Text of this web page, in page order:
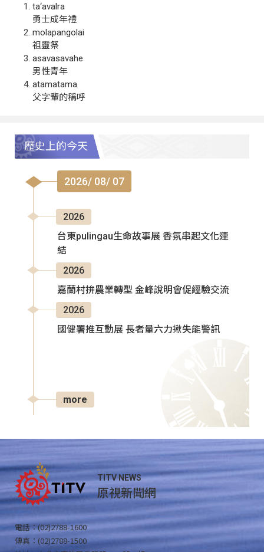
ta‘avalra
勇士成年禮
molapangolai
祖靈祭
asavasavahe
男性青年
atamatama
父字輩的稱呼
歷史上的今天
2026/ 08/ 07
2026
台東pulingau生命故事展 香氛串起文化連
結
2026
嘉蘭村拚農業轉型 金峰說明會促經驗交流
2026
國健署推互動展 長者量六力揪失能警訊
more
TITV NEWS
原視新聞網
電話：(02)2788-1600
傳真：(02)2788-1500